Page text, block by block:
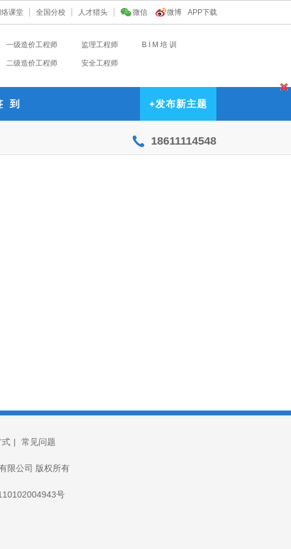
APP下载
微博
微信
人才猎头
全国分校
络课堂
一级造价工程师 监理工程师 B I M 培 训
二级造价工程师 安全工程师
到 +发布新主题
18611114548
式 | 常见问题
限公司 版权所有
号